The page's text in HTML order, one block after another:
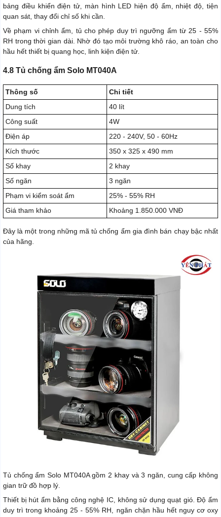
bảng điều khiển điện tử, màn hình LED hiện độ ẩm, nhiệt độ, tiện
quan sát, thay đổi chỉ số khi cần.
Về phạm vi chỉnh ẩm, tủ cho phép duy trì ngưỡng ẩm từ 25 - 55%
RH trong thời gian dài. Nhờ đó tạo môi trường khô ráo, an toàn cho
hầu hết thiết bị quang học, linh kiện điện tử.
4.8 Tủ chống ẩm Solo MT040A
Thông số
Chi tiết
Dung tích
40 lít
Công suất
4W
Điện áp
220 - 240V, 50 - 60Hz
Kích thước
350 x 325 x 490 mm
Số khay
2 khay
Số ngăn
3 ngăn
Phạm vi kiểm soát ẩm
25% - 55% RH
Giá tham khảo
Khoảng 1.850.000 VNĐ
Đây là một trong những mã tủ chống ẩm gia đình bán chạy bậc nhất
của hãng.
Tủ chống ẩm Solo MT040A gồm 2 khay và 3 ngăn, cung cấp không
gian trữ đồ hợp lý.
Thiết bị hút ẩm bằng công nghệ IC, không sử dụng quạt gió. Độ ẩm
duy trì trong khoảng 25 - 55% RH, ngăn chặn hầu hết nguy cơ oxy